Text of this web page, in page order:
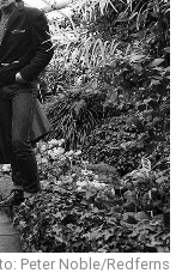
Peter Noble/Redferns